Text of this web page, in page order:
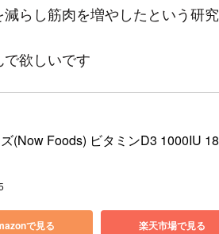
らし筋肉を増やしたという研
欲しいです
(Now Foods) ビタミンD3 1000IU
で見る 楽天市場で見る